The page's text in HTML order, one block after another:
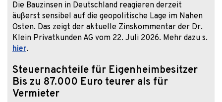
Die Bauzinsen in Deutschland reagieren derzeit
äußerst sensibel auf die geopolitische Lage im Nahen
Osten. Das zeigt der aktuelle Zinskommentar der Dr.
Klein Privatkunden AG vom 22. Juli 2026. Mehr dazu s.
hier.
Steuernachteile für Eigenheimbesitzer
Bis zu 87.000 Euro teurer als für
Vermieter